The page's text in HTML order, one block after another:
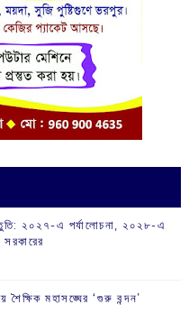
২০২৭-এ পর্যালোচনা, ২০২৮-এ
শৈক্ষিক মহাসঙ্ঘের ‘গুরু বন্দন’